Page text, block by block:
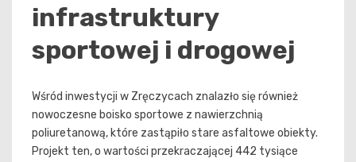
infrastruktury
sportowej i drogowej
Wśród inwestycji w Zręczycach znalazło się również
nowoczesne boisko sportowe z nawierzchnią
poliuretanową, które zastąpiło stare asfaltowe obiekty.
Projekt ten, o wartości przekraczającej 442 tysiące